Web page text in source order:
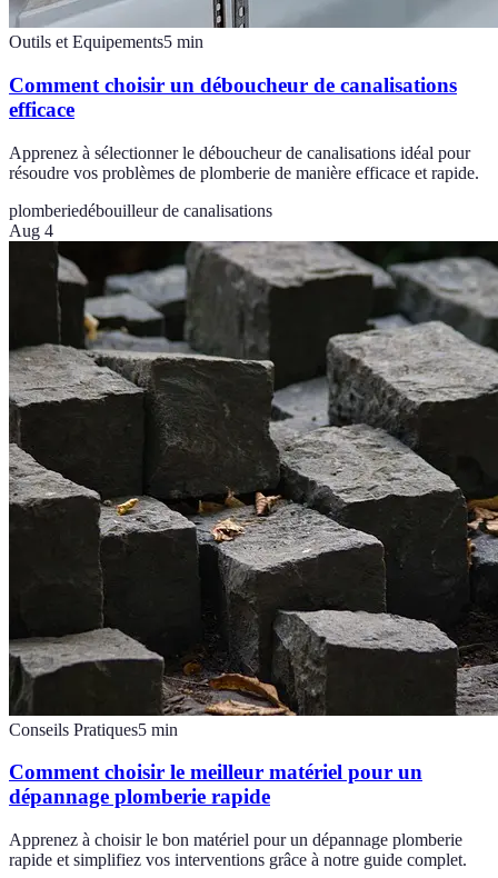
Outils et Equipements5 min
Comment choisir un déboucheur de canalisations
efficace
Apprenez à sélectionner le déboucheur de canalisations idéal pour
résoudre vos problèmes de plomberie de manière efficace et rapide.
plomberiedébouilleur de canalisations
Aug 4
Conseils Pratiques5 min
Comment choisir le meilleur matériel pour un
dépannage plomberie rapide
Apprenez à choisir le bon matériel pour un dépannage plomberie
rapide et simplifiez vos interventions grâce à notre guide complet.